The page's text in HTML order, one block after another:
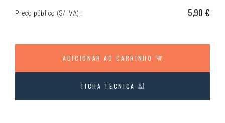
Preço público (S/ IVA) : 5,90 €
ADICIONAR AO CARRINHO
FICHA TÉCNICA